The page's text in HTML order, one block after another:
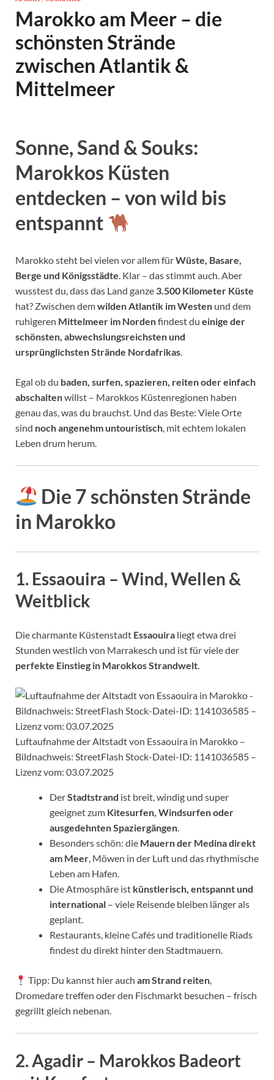
Marokko am Meer – die
schönsten Strände
zwischen Atlantik &
Mittelmeer
Sonne, Sand & Souks:
Marokkos Küsten
entdecken – von wild bis
entspannt
Marokko steht bei vielen vor allem fürWüste, Basare,
Berge und Königsstädte. Klar – das stimmt auch. Aber
wusstest du, dass das Land ganze 3.500 Kilometer Küste
hat? Zwischen demwilden Atlantik im Westen und dem
ruhigeren Mittelmeer im Nordenfindest du einige der
schönsten, abwechslungsreichsten und
ursprünglichsten Strände Nordafrikas.
Egal ob du baden, surfen, spazieren, reiten oder einfach
abschaltenwillst – Marokkos Küstenregionen haben
genau das, was du brauchst. Und das Beste: Viele Orte
sind noch angenehm untouristisch, mit echtem lokalen
Leben drum herum.
Die 7 schönsten Strände
in Marokko
1. Essaouira – Wind, Wellen &
Weitblick
Die charmante Küstenstadt Essaouira liegt etwa drei
Stunden westlich von Marrakesch und ist für viele der
perfekte Einstieg in Marokkos Strandwelt.
Luftaufnahme der Altstadt von Essaouira in Marokko –
Bildnachweis: StreetFlash Stock-Datei-ID: 1141036585 –
Lizenz vom: 03.07.2025
DerStadtstrand ist breit, windig und super
geeignet zum Kitesurfen, Windsurfen oder
ausgedehnten Spaziergängen.
Besonders schön: die Mauern der Medina direkt
am Meer, Möwen in der Luft und das rhythmische
Leben am Hafen.
Die Atmosphäre ist künstlerisch, entspannt und
international – viele Reisende bleiben länger als
geplant.
Restaurants, kleine Cafés und traditionelle Riads
findest du direkt hinter den Stadtmauern.
Tipp: Du kannst hier aucham Strand reiten,
Dromedare treffen oder den Fischmarkt besuchen – frisch
gegrillt gleich nebenan.
2.Agadir – Marokkos Badeort